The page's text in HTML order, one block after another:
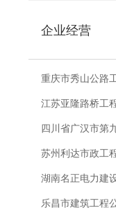
企业经营
重庆市秀山公路
苏州利达市政工
湖南名正电力建
乐昌市建筑工程